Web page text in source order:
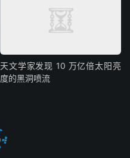
天文学家发现 10 万亿倍太阳亮
度的黑洞喷流